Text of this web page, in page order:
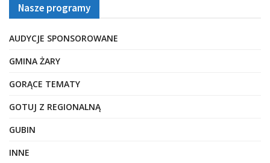
Nasze programy
AUDYCJE SPONSOROWANE
GMINA ŻARY
GORĄCE TEMATY
GOTUJ Z REGIONALNĄ
GUBIN
INNE